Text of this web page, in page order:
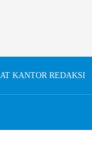
KANTOR REDAKSI